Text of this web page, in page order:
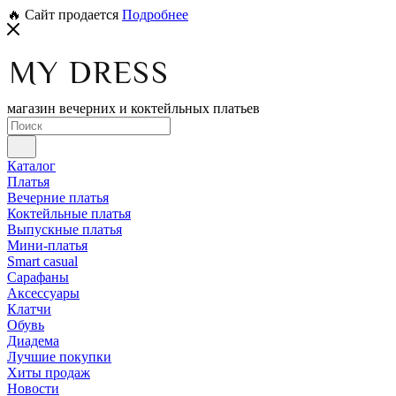
🔥 Сайт продается Подробнее
магазин вечерних и коктейльных платьев
Каталог
Платья
Вечерние платья
Коктейльные платья
Выпускные платья
Мини-платья
Smart casual
Сарафаны
Аксессуары
Клатчи
Обувь
Диадема
Лучшие покупки
Хиты продаж
Новости